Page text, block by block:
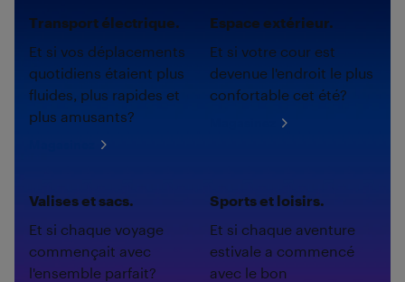
Transport électrique.
Et si vos déplacements
quotidiens étaient plus
fluides, plus rapides et
plus amusants?
Espace extérieur.
Et si votre cour est
devenue l'endroit le plus
confortable cet été?
Valises et sacs.
Et si chaque voyage
commençait avec
l'ensemble parfait?
Sports et loisirs.
Et si chaque aventure
estivale a commencé
avec le bon